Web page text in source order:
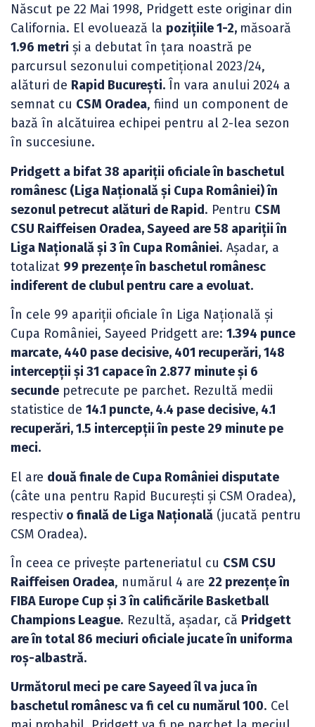
Născut pe 22 Mai 1998, Pridgett este originar din
California. El evoluează la pozițiile 1-2, măsoară
1.96 metri și a debutat în țara noastră pe
parcursul sezonului competițional 2023/24,
alături de Rapid București. În vara anului 2024 a
semnat cu CSM Oradea, fiind un component de
bază în alcătuirea echipei pentru al 2-lea sezon
în succesiune.
Pridgett a bifat 38 apariții oficiale în baschetul
românesc (Liga Națională și Cupa României) în
sezonul petrecut alături de Rapid. Pentru CSM
CSU Raiffeisen Oradea, Sayeed are 58 apariții în
Liga Națională și 3 în Cupa României. Așadar, a
totalizat 99 prezențe în baschetul românesc
indiferent de clubul pentru care a evoluat.
În cele 99 apariții oficiale în Liga Națională și
Cupa României, Sayeed Pridgett are: 1.394 punce
marcate, 440 pase decisive, 401 recuperări, 148
intercepții și 31 capace în 2.877 minute și 6
secunde petrecute pe parchet. Rezultă medii
statistice de 14.1 puncte, 4.4 pase decisive, 4.1
recuperări, 1.5 intercepții în peste 29 minute pe
meci.
El are două finale de Cupa României disputate
(câte una pentru Rapid București și CSM Oradea),
respectiv o finală de Liga Națională (jucată pentru
CSM Oradea).
În ceea ce privește parteneriatul cu CSM CSU
Raiffeisen Oradea, numărul 4 are 22 prezențe în
FIBA Europe Cup și 3 în calificările Basketball
Champions League. Rezultă, așadar, că Pridgett
are în total 86 meciuri oficiale jucate în uniforma
roș-albastră.
Următorul meci pe care Sayeed îl va juca în
baschetul românesc va fi cel cu numărul 100. Cel